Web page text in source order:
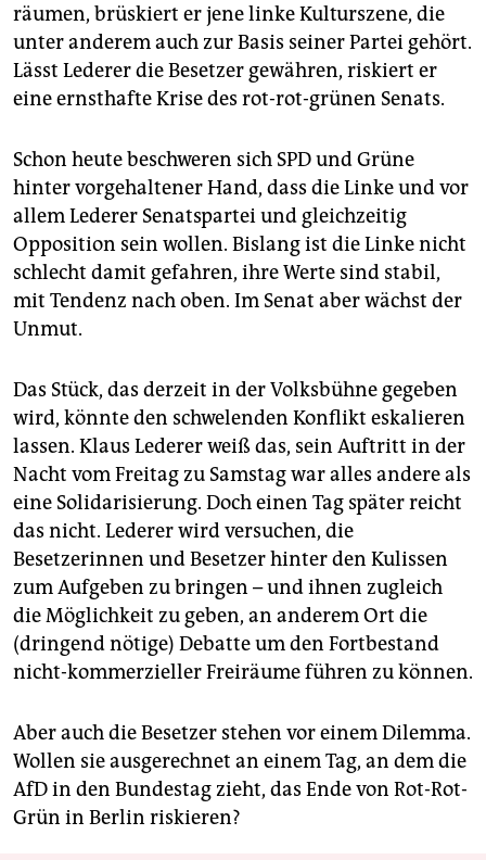
räumen, brüskiert er jene linke Kulturszene, die
unter anderem auch zur Basis seiner Partei gehört.
Lässt Lederer die Besetzer gewähren, riskiert er
eine ernsthafte Krise des rot-rot-grünen Senats.
Schon heute beschweren sich SPD und Grüne
hinter vorgehaltener Hand, dass die Linke und vor
allem Lederer Senatspartei und gleichzeitig
Opposition sein wollen. Bislang ist die Linke nicht
schlecht damit gefahren, ihre Werte sind stabil,
mit Tendenz nach oben. Im Senat aber wächst der
Unmut.
Das Stück, das derzeit in der Volksbühne gegeben
wird, könnte den schwelenden Konflikt eskalieren
lassen. Klaus Lederer weiß das, sein Auftritt in der
Nacht vom Freitag zu Samstag war alles andere als
eine Solidarisierung. Doch einen Tag später reicht
das nicht. Lederer wird versuchen, die
Besetzerinnen und Besetzer hinter den Kulissen
zum Aufgeben zu bringen – und ihnen zugleich
die Möglichkeit zu geben, an anderem Ort die
(dringend nötige) Debatte um den Fortbestand
nicht-kommerzieller Freiräume führen zu können.
Aber auch die Besetzer stehen vor einem Dilemma.
Wollen sie ausgerechnet an einem Tag, an dem die
AfD in den Bundestag zieht, das Ende von Rot-Rot-
Grün in Berlin riskieren?